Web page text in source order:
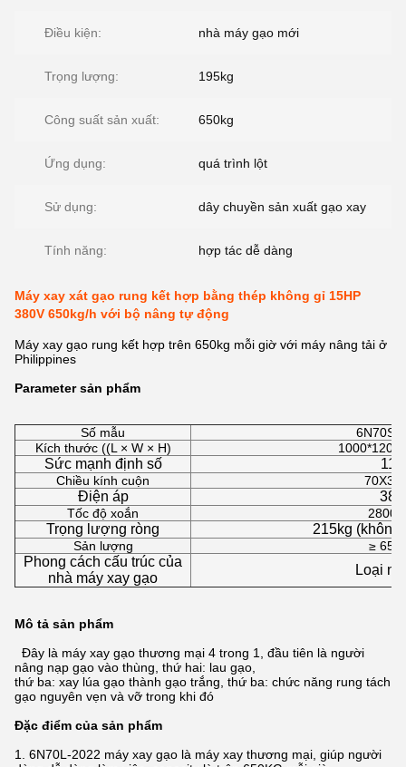
Điều kiện: nhà máy gạo mới
Trọng lượng: 195kg
Công suất sản xuất: 650kg
Ứng dụng: quá trình lột
Sử dụng: dây chuyền sản xuất gạo xay
Tính năng: hợp tác dễ dàng
Máy xay xát gạo rung kết hợp bằng thép không gỉ 15HP
380V 650kg/h với bộ nâng tự động
Máy xay gạo rung kết hợp trên 650kg mỗi giờ với máy nâng tải ở
Philippines
Parameter sản phẩm
Số mẫu
6N70S-
Kích thước ((L × W × H)
Sức mạnh định số
Chiều kính cuộn
Điện áp
Tốc độ xoắn
Trọng lượng ròng 215kg (không
Sản lượng ≥
Phong cách cấu trúc của
nhà máy xay gạo
Loại
Mô tả sản phẩm
Đây là máy xay gạo thương mại 4 trong 1, đầu tiên là người
nâng nạp gạo vào thùng, thứ hai: lau gạo,
thứ ba: xay lúa gạo thành gạo trắng, thứ ba: chức năng rung tách
gạo nguyên vẹn và vỡ trong khi đó
Đặc điểm của sản phẩm
1. 6N70L-2022 máy xay gạo là máy xay thương mại, giúp người